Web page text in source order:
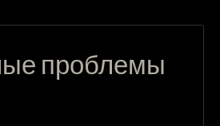
проблемы